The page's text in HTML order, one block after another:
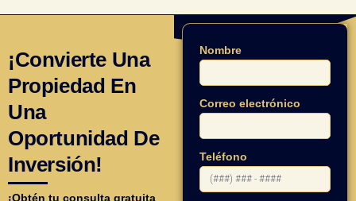
Nombre
Correo electrónico
Teléfono
¡Convierte Una
Propiedad En
Una
Oportunidad De
Inversión!
¡Obtén tu consulta gratuita